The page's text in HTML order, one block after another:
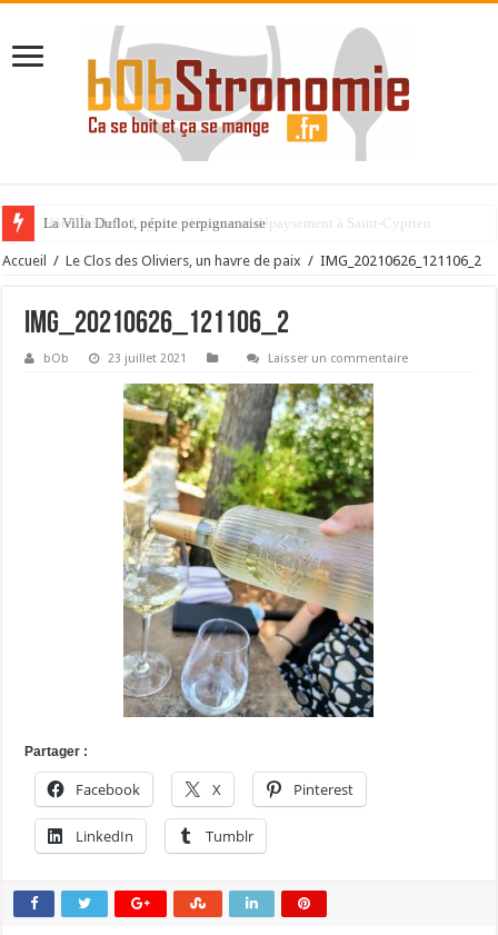
La Villa Duflot, pépite perpignanaise
Accueil / Le Clos des Oliviers, un havre de paix / IMG_20210626_121106_2
IMG_20210626_121106_2
bOb 23 juillet 2021 Laisser un commentaire
Partager :
Facebook X Pinterest
LinkedIn Tumblr